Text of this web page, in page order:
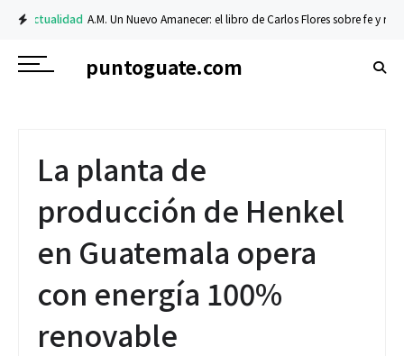
Actualidad A.M. Un Nuevo Amanecer: el libro de Carlos Flores sobre fe y
puntoguate.com
La planta de
producción de Henkel
en Guatemala opera
con energía 100%
renovable